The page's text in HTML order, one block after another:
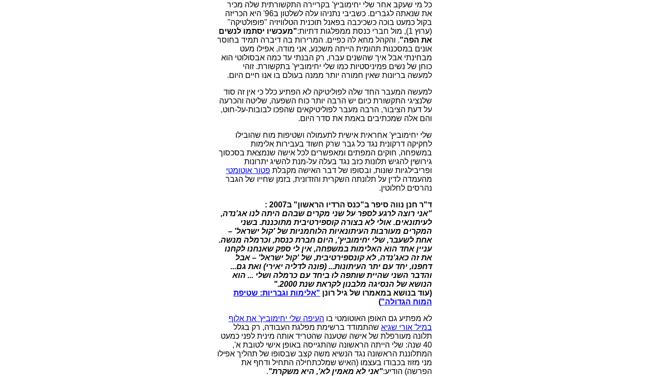
כל מי שעקב אחר שלי יחימוביץ' בקריירה התקשורתית שלה מכיר
את שנאתה לגברים. כשביבי נתניהו עלה לשלטון ב96' היא הכריזה
בקול כמעט בוכה כשכיכבה בפאנל תוכנית הטלוויזיה "פופולטיקה"
(ערוץ 1), מול חברי כנסת ממפלגות דתיות:
"מעכשיו יסתמו לנשים
את הפה". והקהל מחא לה כפיים. המרירות בה דיברה תמיד בחוסר
אונים במסכנות תהומית הייתה משכנע, אני מודה, אפילו מעט
מבחינתי אבל איך שהשנים עברו, רק הבנתי עד כמה אבסולוטי הוא
כוחן של נשים פמיניסטיות כמו שלי יחימוביץ' בתקשורת. זוהי
למעשה בריונות שאין חמורה יותר ממנה בעולם בו אנו חיים היום.
למעשה המעבר החד שלה לפוליטיקה לא הפתיע כלל כי אין זה סוד
שלנציגי התקשורת כיום יש הרבה יותר כוח השפעה, שליטה והכרעה
על דעת הציבור, הרבה מעבר לפוליטיקאים שהפכו לבובות-על-חוט,
והם אלה שמכתיבים באמת את סדר היום.
שלי יחימוביץ' אחראית אישית לתעמולה ושטיפות מוח שהובילו
לחקיקה דרקונית נגד כל גבר שרק חשוד בעבירות אלימות
במשפחה, חוקים המפתים ומאפשרים לכל אישה שנמצאת בסכסוך
גירושין להגיש תלונות כזב נגד בעלה על-מנת להשיג יתרונות
ופריבילגיות שונות, ובסופו של דבר האישה מקבלת פטור אוטומטי
מהעמדה לדין על תלונתה השקרית והזדונית, בזמן שחייו של הגבר
נהרסים לחלוטין.
ד"ר חנן נווה סיפר ב"כנס הרדיו הראשון" ב2007 :
"אני רוצה לרגע לספר על שני מקרים שבהם היתה לנו אג'נדה,
לעיתונאים. אולי לא בצורה קוספירטיבית מתוכננת. בשני
המקרים מעורבות העיתונאיות הלוחמניות של 'קול ישראל' –
אחת לשעבר, שלי יחימוביץ', היום חברת כנסת, וכרמלה מנשה.
עניין אחד הוא האלימות במשפחה, אין לי ספק שאנחנו לקחנו
את זה כאג'נדה, לא קונספירטיבית, של 'קול ישראל' – אבל
דחפנו, יחד עם יתר העיתונות... (פונה לדליה יאירי) ואת גם...
והדבר השני שהיית שותפה לו ביחד עם כרמלה ושלי ... הוא
הנושא של הנסיגה מלבנון לקראת שנת 2000."
(עוד בנושא במאמרו של גיל רונן "אלימות וגבריות: שטיפת
המוח הגדולה")
לא מפתיע גם האופן האוטומטי בו העיפה שלי יחימוביץ' את אלוף
במיל' אורי שגיא שהתמודד ברשימת מפלגת העבודה, רק בגלל
תלונה מעורפלת של אישה שטענה שהטריד אותה מינית לפני כמעט
40 שנה: שלי הייתה הראשונה שהתגייסה באופן אישי לטובת א',
המתלוננת הראשונה נגד הנשיא משה קצב שבסופו של תהליך אפילו
מני מזוז בכבודו בעצמו (האיש שמלכתחילה התחיל ודחף את
הפרשה) הודיע:"אני לא מאמין לא', היא משקרת".